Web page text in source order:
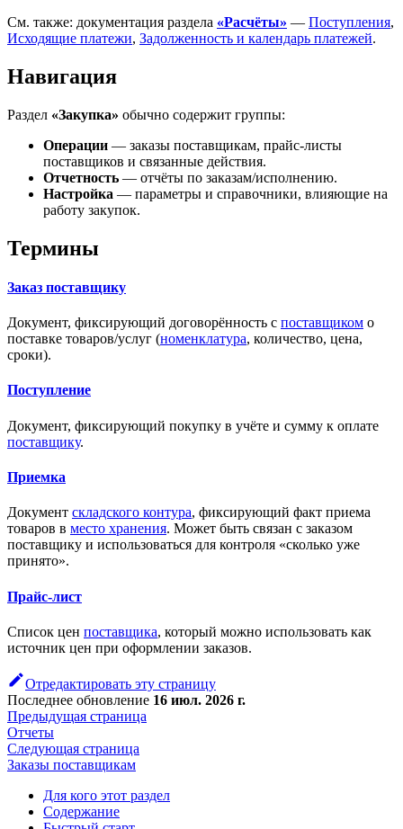
См. также: документация раздела «Расчёты» — Поступления,
Исходящие платежи, Задолженность и календарь платежей.
Навигация
Раздел «Закупка» обычно содержит группы:
Операции — заказы поставщикам, прайс-листы
поставщиков и связанные действия.
Отчетность — отчёты по заказам/исполнению.
Настройка — параметры и справочники, влияющие на
работу закупок.
Термины
Заказ поставщику
Документ, фиксирующий договорённость с поставщиком о
поставке товаров/услуг (номенклатура, количество, цена,
сроки).
Поступление
Документ, фиксирующий покупку в учёте и сумму к оплате
поставщику.
Приемка
Документ складского контура, фиксирующий факт приема
товаров в место хранения. Может быть связан с заказом
поставщику и использоваться для контроля «сколько уже
принято».
Прайс-лист
Список цен поставщика, который можно использовать как
источник цен при оформлении заказов.
Отредактировать эту страницу
Последнее обновление 16 июл. 2026 г.
Предыдущая страница
Отчеты
Следующая страница
Заказы поставщикам
Для кого этот раздел
Содержание